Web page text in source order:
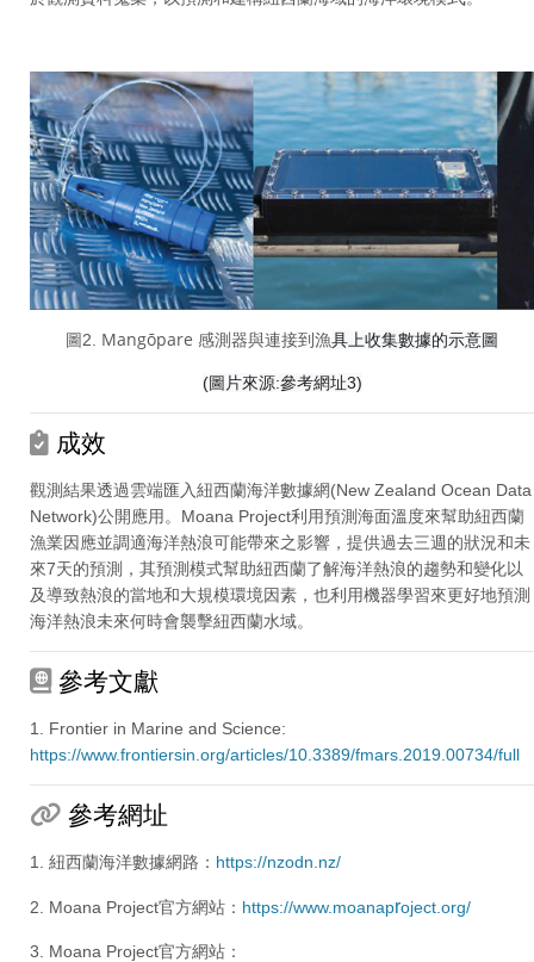
圖2. Mangōpare 感測器與連接到漁具上收集數據的示意圖
(圖片來源:參考網址3)
成效
觀測結果透過雲端匯入紐西蘭海洋數據網(New Zealand Ocean Data
Network)公開應用。Moana Project利用預測海面溫度來幫助紐西蘭
漁業因應並調適海洋熱浪可能帶來之影響，提供過去三週的狀況和未
來7天的預測，其預測模式幫助紐西蘭了解海洋熱浪的趨勢和變化以
及導致熱浪的當地和大規模環境因素，也利用機器學習來更好地預測
海洋熱浪未來何時會襲擊紐西蘭水域。
參考文獻
1. Frontier in Marine and Science:
https://www.frontiersin.org/articles/10.3389/fmars.2019.00734/full
參考網址
1. 紐西蘭海洋數據網路： https://nzodn.nz/
2. Moana Project官方網站： https://www.moanaproject.org/
3. Moana Project官方網站：